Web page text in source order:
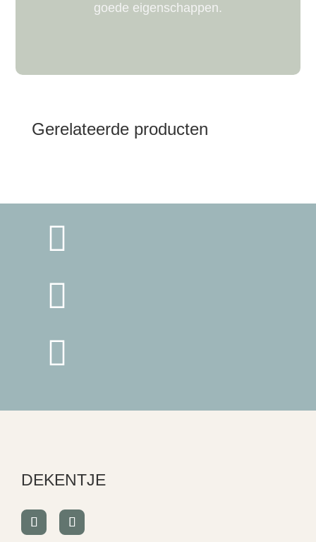
goede eigenschappen.
Gerelateerde producten



DEKENTJE